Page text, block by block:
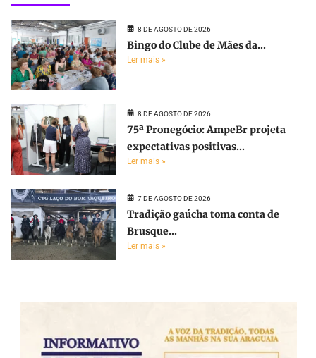
8 DE AGOSTO DE 2026
Bingo do Clube de Mães da...
Ler mais »
8 DE AGOSTO DE 2026
75ª Pronegócio: AmpeBr projeta
expectativas positivas...
Ler mais »
7 DE AGOSTO DE 2026
Tradição gaúcha toma conta de
Brusque...
Ler mais »